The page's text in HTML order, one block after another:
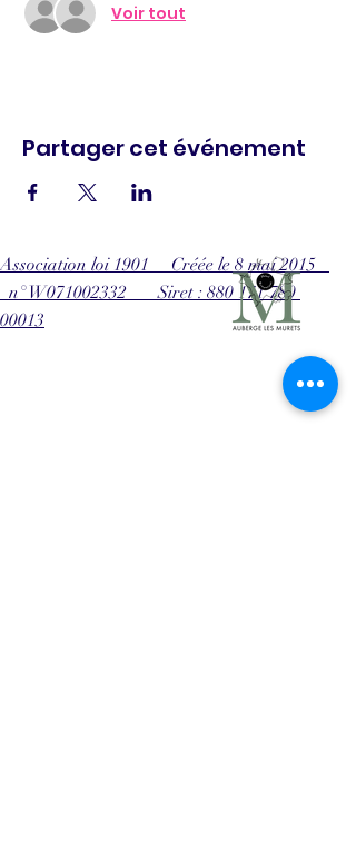
Voir tout
Partager cet événement
Association loi 1901 Créée le 8 mai 2015
n° W071002332 Siret : 880 171 780
00013